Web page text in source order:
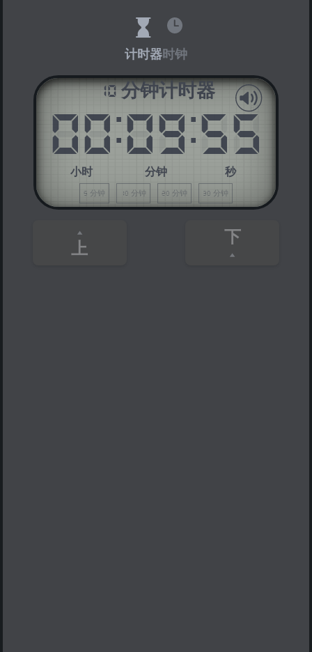
计时器时钟
10 分钟计时器
00
小时
:09
分钟
:54
秒
AMPM
5 分钟 10 分钟 20 分钟 30 分钟
上
下